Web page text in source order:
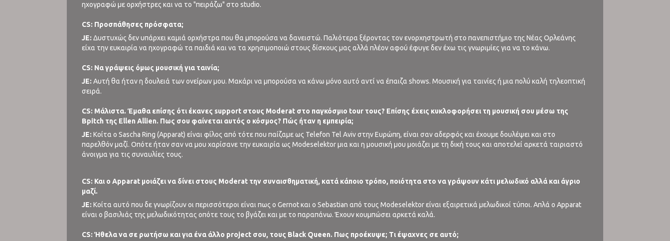
ηχογραφώ με ορχήστρες και να το "πειράζω" στο studio.
CS: Προσπάθησες πρόσφατα;
JE: Δυστυχώς δεν υπάρχει καμιά ορχήστρα που θα μπορούσα να δανειστώ. Παλιότερα ξέροντας τον ενορχηστρωτή στο πανεπιστήμιο της Νέας Ορλεάνης
είχα την ευκαιρία να ηχογραφώ τα παιδιά και να τα χρησιμοποιώ στους δίσκους μας αλλά πλέον αφού έφυγε δεν έχω τις γνωριμίες για να το κάνω.
CS: Να γράψεις όμως μουσική για ταινία;
JE: Αυτή θα ήταν η δουλειά των ονείρων μου. Μακάρι να μπορούσα να κάνω μόνο αυτό αντί να έπαιζα shows. Μουσική για ταινίες ή μια πολύ καλή τηλεοπτική
σειρά.
CS: Μάλιστα. Έμαθα επίσης ότι έκανες support στους Μοderat στο παγκόσμιο tour τους? Επίσης έχεις κυκλοφορήσει τη μουσική σου μέσω της
Bpitch της Ellen Allien. Πως σου φαίνεται αυτός ο κόσμος? Πώς ήταν η εμπειρία;
JE: Κοίτα ο Sascha Ring (Apparat) είναι φίλος από τότε που παίζαμε ως Telefon Tel Aviv στην Eυρώπη, είναι σαν αδερφός και έχουμε δουλέψει και στο
παρελθόν μαζί. Οπότε ήταν σαν να μου χαρίσανε την ευκαιρία ως Modeselektor μια και η μουσική μου μοιάζει με τη δική τους και αποτελεί αρκετά ταιριαστό
άνοιγμα για τις συναυλίες τους.
CS: Και ο Apparat μοιάζει να δίνει στους Moderat την συναισθηματική, κατά κάποιο τρόπο, ποιότητα στο να γράψουν κάτι μελωδικό αλλά και άγριο
μαζί.
JE: Κοίτα αυτό που δε γνωρίζουν οι περισσότεροι είναι πως ο Gernot και ο Sebastian από τους Modeselektor είναι εξαιρετικά μελωδικοί τύποι. Απλά ο Apparat
είναι ο βασιλιάς της μελωδικότητας οπότε τους το βγάζει και με το παραπάνω. Έχουν κουμπώσει αρκετά καλά.
CS: Ήθελα να σε ρωτήσω και για ένα άλλο project σου, τους Black Queen. Πως προέκυψε; Τι έψαχνες σε αυτό;